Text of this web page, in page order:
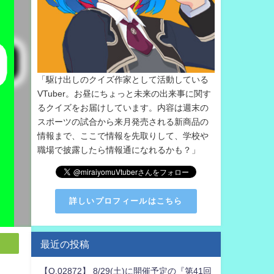
「駆け出しのクイズ作家として活動している
VTuber。お昼にちょっと未来の出来事に関す
るクイズをお届けしています。内容は週末の
スポーツの試合から来月発売される新商品の
情報まで、ここで情報を先取りして、学校や
職場で披露したら情報通になれるかも？」
詳しいプロフィールはこちら
最近の投稿
【Q.02872】 8/29(土)に開催予定の『第41回